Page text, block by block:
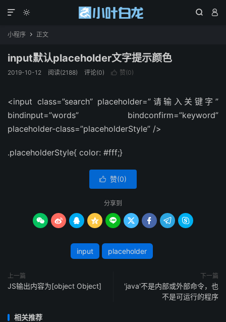
  

小程序  正文
input默认placeholder文字提示颜色
2019-10-12 阅读(2188) 评论(0)  赞(0)
<input class=”search” placeholder=”请输入关键字”
bindinput=”words” bindconfirm=”keyword”
placeholder-class=”placeholderStyle” />
.placeholderStyle{ color: #fff;}
 赞(0)
分享到
        
input placeholder
上一篇
JS输出内容为[object Object]
下一篇
'java'不是内部或外部命令，也
不是可运行的程序
相关推荐